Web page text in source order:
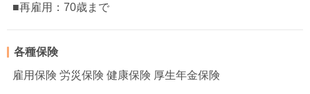
■再雇用：70歳まで
各種保険
雇用保険 労災保険 健康保険 厚生年金保険